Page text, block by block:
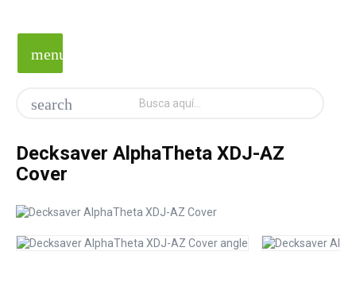
menu
search
Decksaver AlphaTheta XDJ-AZ
Cover